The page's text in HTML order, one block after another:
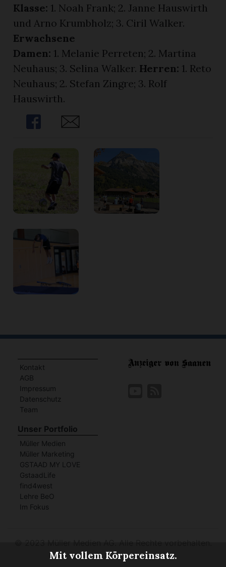
Klasse: 1. Noah Frank; 2. Janne Hauswirth
und Arno Krumbholz; 3. Ciril Walker.
Erwachsene
Damen: 1. Melanie Perreten; 2. Martina
Neuhaus; 3. Selina Walker. Herren: 1. Reto
Neuhaus; 2. Stefan Zingre; 3. Rolf
Hauswirth.
Share
Share
Mit vollem Körpereinsatz.
Kontakt
AGB
Impressum
Datenschutz
Team
Unser Portfolio
Müller Medien
Müller Marketing
GSTAAD MY LOVE
GstaadLife
find4west
Lehre BeO
Im Fokus